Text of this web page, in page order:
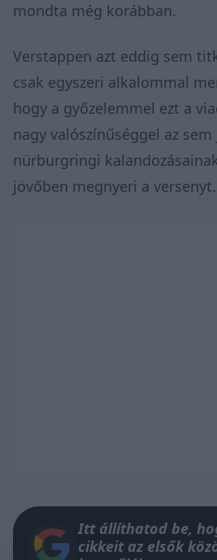
mondta még korábban.
Verstappen azt eddig sem
csak egyszeri alkalommal
hogy a győzelemmel ezt a
nagy valószínűséggel az
nürburgringi
jövőben megnyeri a versenyt.
Itt állíthatod be,
cikkeit az elsők